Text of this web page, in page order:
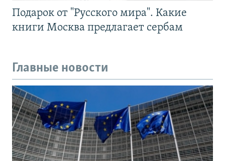
Подарок от "Русского мира". Какие
книги Москва предлагает сербам
Главные новости